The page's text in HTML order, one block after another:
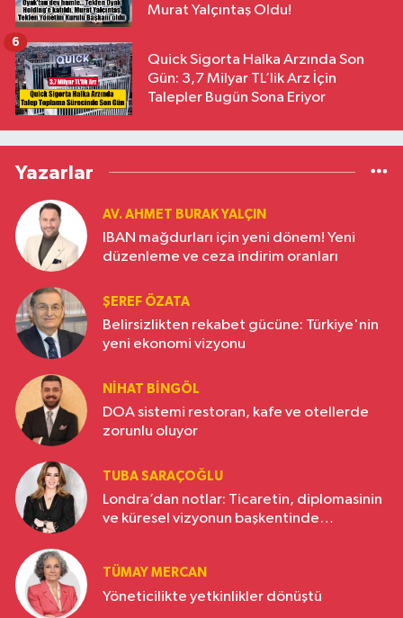
Murat Yalçıntaş Oldu!
Quick Sigorta Halka Arzında Son
Gün: 3,7 Milyar TL’lik Arz İçin
Talepler Bugün Sona Eriyor
6
Yazarlar
AV. AHMET BURAK YALÇIN
IBAN mağdurları için yeni dönem! Yeni
düzenleme ve ceza indirim oranları
ŞEREF ÖZATA
Belirsizlikten rekabet gücüne: Türkiye'nin
yeni ekonomi vizyonu
NIHAT BINGÖL
DOA sistemi restoran, kafe ve otellerde
zorunlu oluyor
TUBA SARAÇOĞLU
Londra’dan notlar: Ticaretin, diplomasinin
ve küresel vizyonun başkentinde
TÜMAY MERCAN
Yöneticilikte yetkinlikler dönüştü